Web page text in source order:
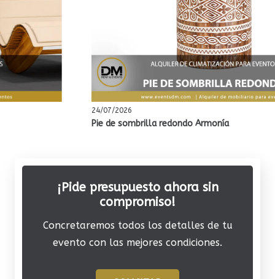
24/07/2026
Pie de sombrilla redondo Armonía
¡Pide presupuesto ahora sin
compromiso!
Concretaremos todos los detalles de tu
evento con las mejores condiciones.